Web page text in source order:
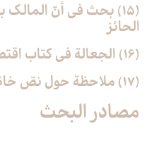
(15) بحث في أنّ المالك
الحائز
(16) الجعالة في كتاب اقتصادنا
(17) ملاحظة حول نصّ خاصّ‏
مصادر البحث‏